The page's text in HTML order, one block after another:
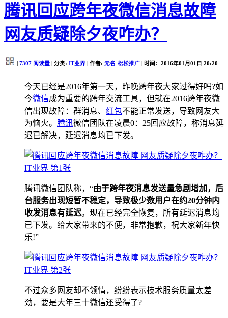
腾讯回应跨年夜微信消息故障
网友质疑除夕夜咋办？
| 7307 阅读量 | 分类: IT业界 | 作者: 无名-松松推广 | 时间：2016年01月01日 20:20
今天已经是2016年第一天，昨晚跨年夜大家过得好吗?如
今微信成为重要的跨年交流工具，但就在2016跨年夜微
信出现故障：群消息、 红包不能正常发送，导致网友大
为恼火。 腾讯微信团队在凌晨0：25回应故障，称消息延
迟已解决，延迟消息均已下发。
腾讯微信团队称，“由于跨年夜消息发送量急剧增加，后
台服务出现短暂不稳定，导致极少数用户在约20分钟内
收发消息有延迟。现在已经完全恢复，所有延迟消息均
已下发。给大家带来的不便，非常抱歉，祝大家新年快
乐!”
不过众多网友却不领情，纷纷表示技术服务质量太差
劲，要是大年三十微信还受得了?